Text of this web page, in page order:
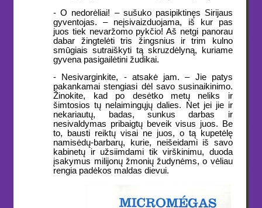
- O nedorėliai! – sušuko pasipiktinęs Sirijaus
gyventojas. – neįsivaizduojama, iš kur pas
juos tiek nevaržomo pykčio! Aš netgi panorau
dabar žingtelėti tris žingsnius ir trim kulno
smūgiais sutraiškyti tą skruzdėlyną, kuriame
gyvena pasigailėtini žudikai.
- Nesivarginkite, - atsakė jam. – Jie patys
pakankamai stengiasi dėl savo susinaikinimo.
Žinokite, kad po desėtko metų neliks ir
šimtosios tų nelaimingųjų dalies. Net jei jie ir
nekariautų, badas, sunkus darbas ir
nesivaldymas pribaigtų beveik visus juos. Be
to, bausti reiktų visai ne juos, o tą kupetėlę
namisėdų-barbarų, kurie, neišeidami iš savo
kabinetų ir užsiimdami tik virškinimu, duoda
įsakymus milijonų žmonių žudynėms, o vėliau
rengia padėkos maldas dievui.